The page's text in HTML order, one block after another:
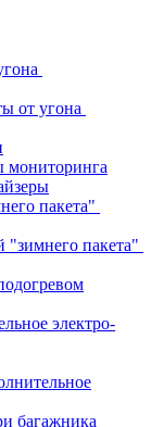
от угона
мониторинга
пакета"
"зимнего пакета"
электро-
багажника